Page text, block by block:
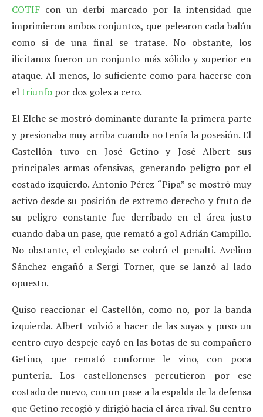
COTIF con un derbi marcado por la intensidad que
imprimieron ambos conjuntos, que pelearon cada balón
como si de una final se tratase. No obstante, los
ilicitanos fueron un conjunto más sólido y superior en
ataque. Al menos, lo suficiente como para hacerse con
eltriunfo por dos goles a cero.
El Elche se mostró dominante durante la primera parte
y presionaba muy arriba cuando no tenía la posesión. El
Castellón tuvo en José Getino y José Albert sus
principales armas ofensivas, generando peligro por el
costado izquierdo. Antonio Pérez “Pipa” se mostró muy
activo desde su posición de extremo derecho y fruto de
su peligro constante fue derribado en el área justo
cuando daba un pase, que remató a gol Adrián Campillo.
No obstante, el colegiado se cobró el penalti. Avelino
Sánchez engañó a Sergi Torner, que se lanzó al lado
opuesto.
Quiso reaccionar el Castellón, como no, por la banda
izquierda. Albert volvió a hacer de las suyas y puso un
centro cuyo despeje cayó en las botas de su compañero
Getino, que remató conforme le vino, con poca
puntería. Los castellonenses percutieron por ese
costado de nuevo, con un pase a la espalda de la defensa
que Getino recogió y dirigió hacia el área rival. Su centro